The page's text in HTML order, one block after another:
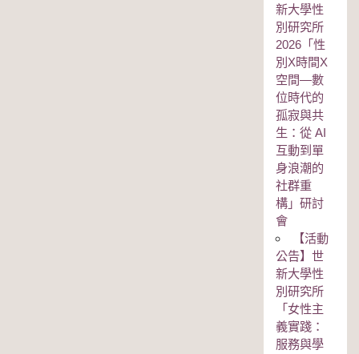
新大學性
別研究所
2026「性
別Χ時間Χ
空間—數
位時代的
孤寂與共
生：從 AI
互動到單
身浪潮的
社群重
構」研討
會
【活動
公告】世
新大學性
別研究所
「女性主
義實踐：
服務與學